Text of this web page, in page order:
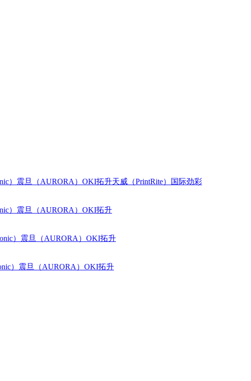
） 震旦（AURORA） OKI拓升天威（PrintRite） 国际劲彩
） 震旦（AURORA） OKI拓升
） 震旦（AURORA） OKI拓升
） 震旦（AURORA） OKI拓升